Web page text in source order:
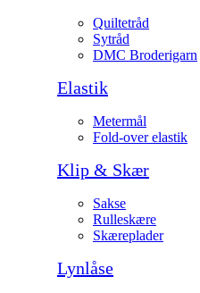
Quiltetråd
Sytråd
DMC Broderigarn
Elastik
Metermål
Fold-over elastik
Klip & Skær
Sakse
Rulleskære
Skæreplader
Lynlåse